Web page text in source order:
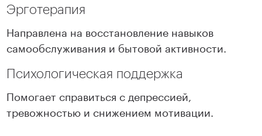
Эрготерапия
Направлена на восстановление навыков
самообслуживания и бытовой активности.
Психологическая поддержка
Помогает справиться с депрессией,
тревожностью и снижением мотивации.